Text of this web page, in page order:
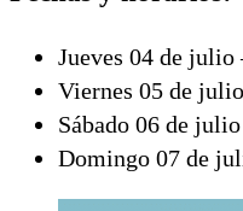
Jueves 04 de julio
Viernes 05 de
Sábado 06 de
Domingo 07 de